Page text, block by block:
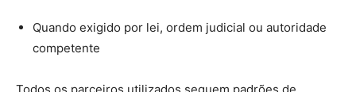
Quando exigido por lei, ordem judicial ou autoridade
competente